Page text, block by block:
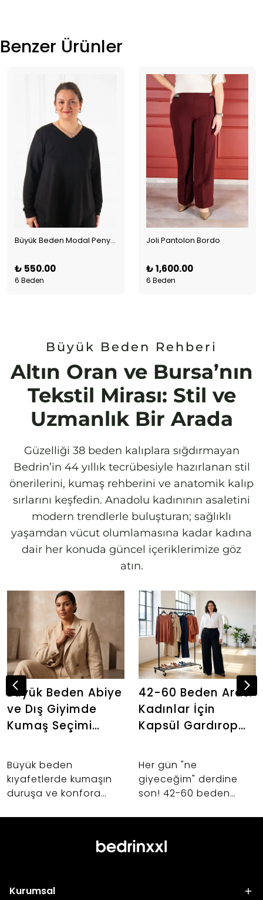
Benzer Ürünler
Büyük Beden Modal Penye V Yaka
₺ 550.00
6 Beden
Joli Pantolon Bordo
₺ 1,600.00
6 Beden
Büyük Beden Rehberi
Altın Oran ve Bursa’nın
Tekstil Mirası: Stil ve
Uzmanlık Bir Arada
Güzelliği 38 beden kalıplara sığdırmayan
Bedrin’in 44 yıllık tecrübesiyle hazırlanan stil
önerilerini, kumaş rehberini ve anatomik kalıp
sırlarını keşfedin. Anadolu kadınının asaletini
modern trendlerle buluşturan; sağlıklı
yaşamdan vücut olumlamasına kadar kadına
dair her konuda güncel içeriklerimize göz
atın.
Büyük Beden Abiye
ve Dış Giyimde
Kumaş Seçimi
Büyük beden
kıyafetlerde kumaşın
duruşa ve konfora
takım ve dış giyim
kurtaracak kumaş
42-60 Beden Arası
Kadınlar İçin
Kapsül Gardırop
Her gün "ne
giyeceğim" derdine
son! 42-60 beden
uyumlu, şık ve hayat
gardırop oluşturmanın
Kurumsal